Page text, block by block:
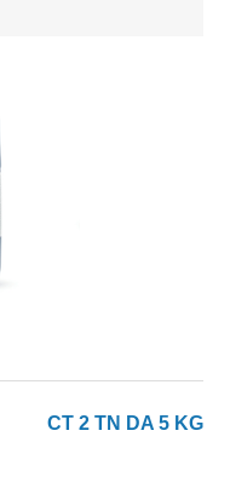
CT 2 TN DA 5 KG